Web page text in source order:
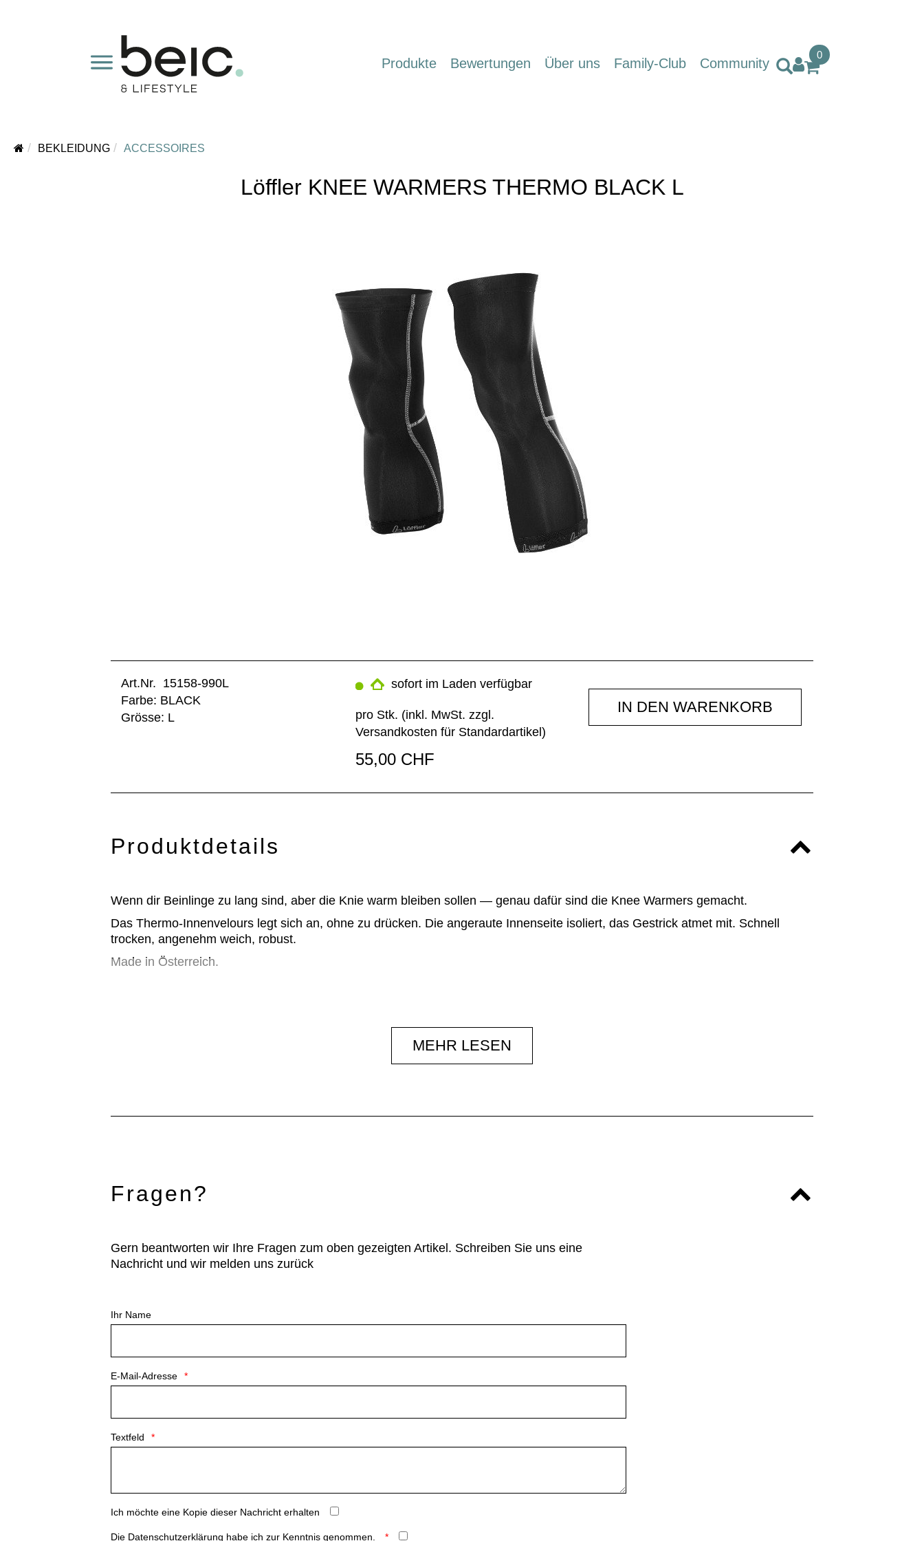
Produkte Bewertungen Über uns Family-Club Community
0
BEKLEIDUNG ACCESSOIRES
Löffler KNEE WARMERS THERMO BLACK L
Art.Nr. 15158-990L
Farbe: BLACK
Grösse: L
sofort im Laden verfügbar
pro Stk. (inkl. MwSt. zzgl.
Versandkosten für Standardartikel )
55,00 CHF
IN DEN WARENKORB
Produktdetails
Wenn dir Beinlinge zu lang sind, aber die Knie warm bleiben sollen — genau dafür sind die Knee Warmers gemacht.
Das Thermo-Innenvelours legt sich an, ohne zu drücken. Die angeraute Innenseite isoliert, das Gestrick atmet mit. Schnell
trocken, angenehm weich, robust.
Made in Österreich.
MEHR LESEN
Fragen?
Gern beantworten wir Ihre Fragen zum oben gezeigten Artikel. Schreiben Sie uns eine
Nachricht und wir melden uns zurück
Ihr Name
E-Mail-Adresse
Textfeld
Ich möchte eine Kopie dieser Nachricht erhalten
Die Datenschutzerklärung habe ich zur Kenntnis genommen.